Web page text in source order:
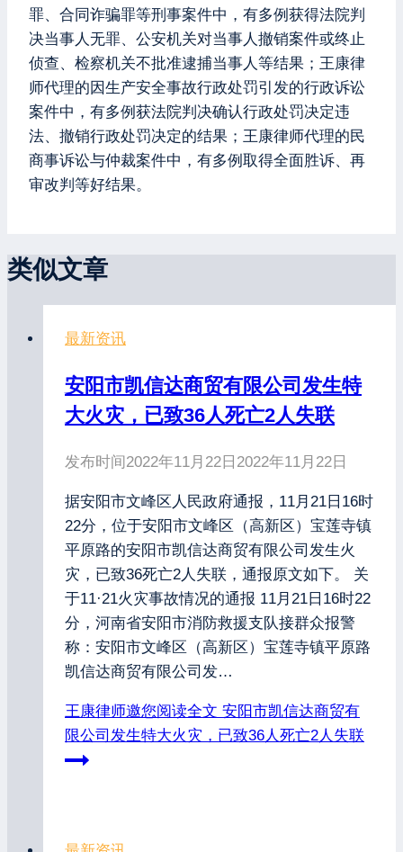
罪、合同诈骗罪等刑事案件中，有多例获得法院判
决当事人无罪、公安机关对当事人撤销案件或终止
侦查、检察机关不批准逮捕当事人等结果；王康律
师代理的因生产安全事故行政处罚引发的行政诉讼
案件中，有多例获法院判决确认行政处罚决定违
法、撤销行政处罚决定的结果；王康律师代理的民
商事诉讼与仲裁案件中，有多例取得全面胜诉、再
审改判等好结果。
类似文章
最新资讯
安阳市凯信达商贸有限公司发生特
大火灾，已致36人死亡2人失联
发布时间2022年11月22日 2022年11月22日
据安阳市文峰区人民政府通报，11月21日16时
22分，位于安阳市文峰区（高新区）宝莲寺镇
平原路的安阳市凯信达商贸有限公司发生火
灾，已致36死亡2人失联，通报原文如下。 关
于11·21火灾事故情况的通报 11月21日16时22
分，河南省安阳市消防救援支队接群众报警
称：安阳市文峰区（高新区）宝莲寺镇平原路
凯信达商贸有限公司发…
王康律师邀您阅读全文 安阳市凯信达商贸有
限公司发生特大火灾，已致36人死亡2人失联